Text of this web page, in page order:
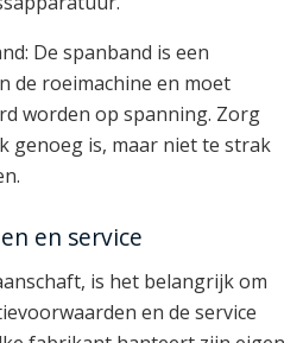
De spanband is een
de roeimachine en moet
worden op spanning. Zorg
genoeg is, maar niet te strak
en service
is het belangrijk om
en de service